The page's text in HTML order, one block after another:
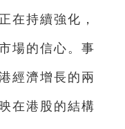
在持續強化，
場的信心。事
經濟增長的兩
在港股的結構